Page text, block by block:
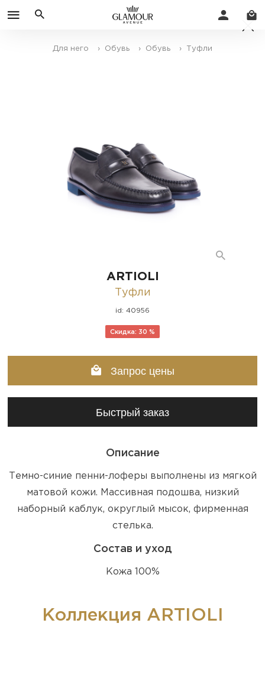
Для него › Обувь › Обувь › Туфли
ARTIOLI
Туфли
id: 40956
Скидка: 30 %
Запрос цены
Быстрый заказ
Описание
Темно-синие пенни-лоферы выполнены из мягкой
матовой кожи. Массивная подошва, низкий
наборный каблук, округлый мысок, фирменная
стелька.
Состав и уход
Кожа 100%
Коллекция ARTIOLI